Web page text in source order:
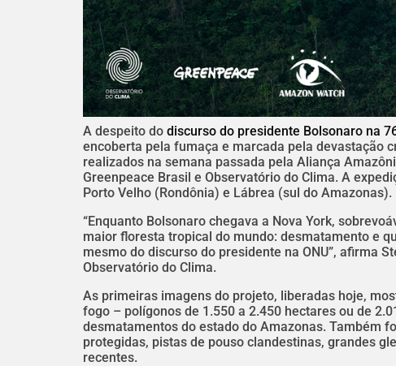
A despeito do discurso do presidente Bolsonaro na
encoberta pela fumaça e marcada pela devastação
realizados na semana passada pela Aliança
Greenpeace Brasil e Observatório do Clima. A
Porto Velho (Rondônia) e Lábrea (sul do Amazonas).
“Enquanto Bolsonaro chegava a Nova York,
maior floresta tropical do mundo: desmatamento e
mesmo do discurso do presidente na ONU”, afirma
Observatório do Clima.
As primeiras imagens do projeto, liberadas hoje,
fogo – polígonos de 1.550 a 2.450 hectares ou de
desmatamentos do estado do Amazonas. Também
protegidas, pistas de pouso clandestinas, grandes
recentes.